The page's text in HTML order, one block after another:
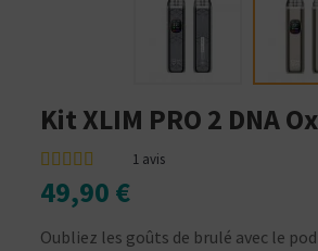
Kit XLIM PRO 2 DNA
1 avis
49,90 €
Oubliez les goûts de brulé avec le pod